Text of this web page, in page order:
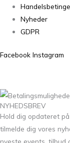
Nyheder
GDPR
Facebook Instagram
NYHEDSBREV
Hold dig opdateret
tilmelde dig vores
nyeste events, tilbud